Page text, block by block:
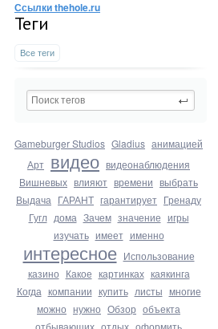
Ссылки thehole.ru
Теги
Все теги
Gameburger Studios Gladius анимацией
Арт видео видеонаблюдения
Вишневых влияют времени выбрать
Выдача ГАРАНТ гарантирует Гренаду
Гугл дома Зачем значение игры
изучать имеет именно
интересное Использование
казино Какое картинках каякинга
Когда компании купить листы многие
можно нужно Обзор объекта
отбывающих отдых оформить